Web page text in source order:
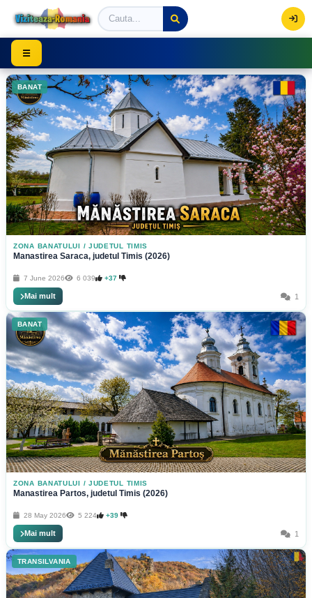
Viziteaza Romania | Obiective Turistice | Trasee
☰
BANAT
ZONA BANATULUI / JUDETUL TIMIS
Manastirea Saraca, judetul Timis (2026)
7 June 2026 6 039 +37
Mai mult 1
BANAT
ZONA BANATULUI / JUDETUL TIMIS
Manastirea Partos, judetul Timis (2026)
28 May 2026 5 224 +39
Mai mult 1
TRANSILVANIA